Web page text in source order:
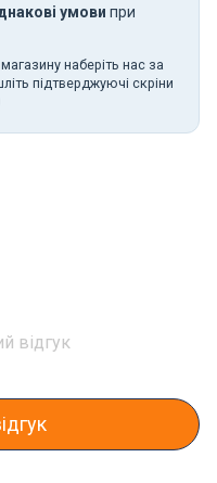
умови при
наберіть нас за
підтверджуючі скріни
відгук